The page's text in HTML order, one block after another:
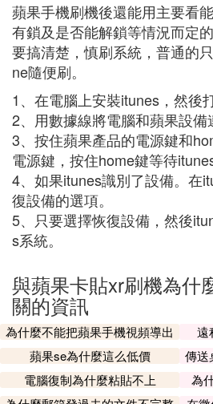
蘋果手機刷機後還能用主要看
有鎖及是否能解鎖等情況而定
要搞清楚，慎刷系統，普通的
ne隨便刷。
1、在電腦上安裝itunes，然後
2、用數據線將電腦和蘋果設備
3、按住蘋果產品的電源鍵和
電源鍵，按住home鍵等待
4、如果itunes識別了設備。在
復設備的選項。
5、只要選擇恢復設備，然後
s系統。
與蘋果卡貼xr刷機為什
關的資訊
為什麼不能把蘋果手機視頻導出
遠
蘋果se為什麼這么低價
傳送
電腦復制為什麼粘貼不上
為